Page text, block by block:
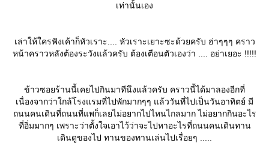
เท่านั้นเอง
เล่าให้ใครฟังเค้าก็หัวเราะ.... หัวเราะเยาะซะด้วยครับ ฮ่าๆๆๆ คราว
หน้าคราวหลังต้องระวังแล้วครับ ต้องเตือนตัวเองว่า .... อย่าเยอะ !!!!!
ข้าวซอยร้านนี้เคยไปกินมาทีนึงแล้วครับ คราวนี้ได้มาลองอีกที่
เนื่องจากว่าใกล้โรงแรมที่ไปพักมากๆๆ แล้ววันที่ไปเป็นวันอาทิตย์ มี
ถนนคนเดินที่ถนนที่แพก็เลยไม่อยากไปไหนไกลมาก ไม่อยากกินอะไร
ที่อิ่มมากๆ เพราะว่าตั้งใจเอาไว้ว่าจะไปหาอะไรที่ถนนคนเดินทาน
เดินดูของไป ทานของทานเล่นไปเรื่อยๆ .....